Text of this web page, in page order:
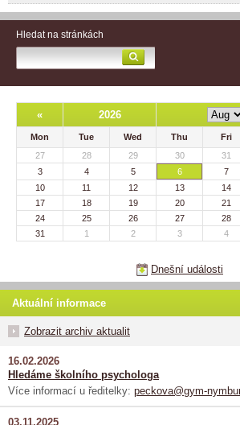
Hledat na stránkách
« 2026
Mon Tue Wed Thu Fri
27
28 29 30 31
3
4 5 6 7
10
11 12 13 14
17
18 19 20 21
24
25 26 27 28
31
1 2 3 4
Dnešní události
Aktuální informace
Zobrazit archiv aktualit
16.02.2026
Hledáme školního psychologa
Více informací u ředitelky: peckova@gym-
03.11.2025